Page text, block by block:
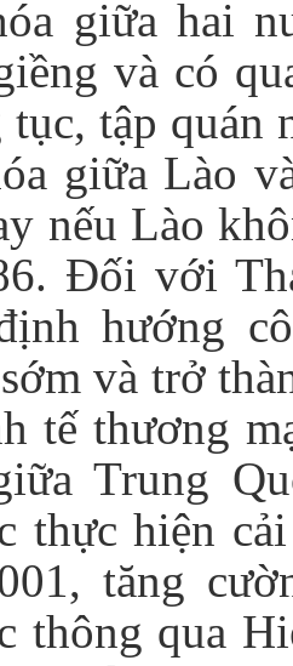
giữa hai
và có
tập quán
giữa Lào
nếu Lào
Đối với
hướng
và trở
tế thương
Trung
thực hiện
tăng
thông qua